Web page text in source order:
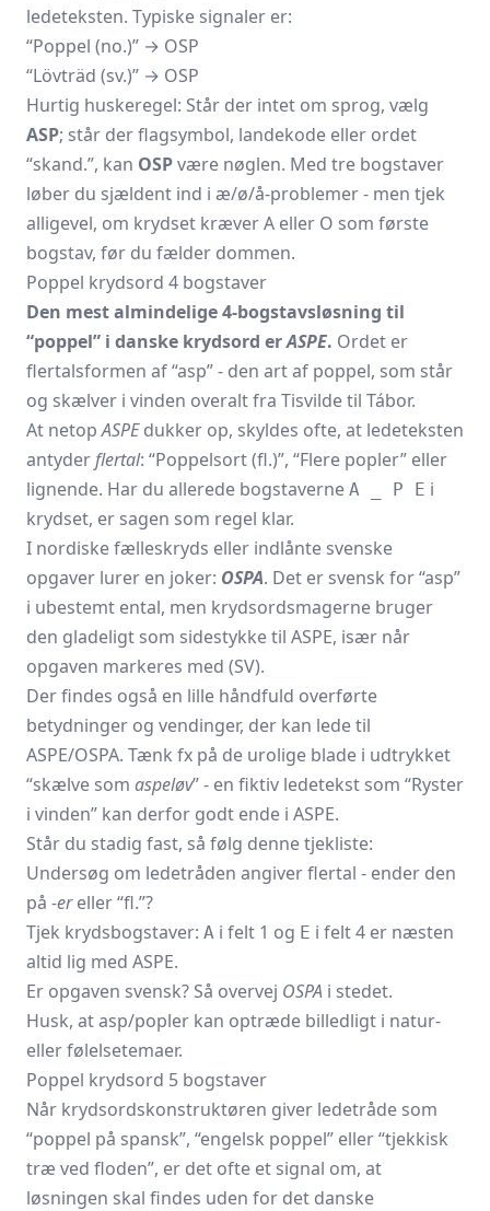
ledeteksten. Typiske signaler er:
“Poppel (no.)” → OSP
“Lövträd (sv.)” → OSP
Hurtig huskeregel: Står der intet om sprog, vælg
ASP; står der flagsymbol, landekode eller ordet
“skand.”, kan OSPvære nøglen. Med tre bogstaver
løber du sjældent ind i æ/ø/å-problemer - men tjek
alligevel, om krydset kræver A eller O som første
bogstav, før du fælder dommen.
Poppel krydsord 4 bogstaver
Den mest almindelige 4-bogstavsløsning til
“poppel” i danske krydsord erASPE. Ordet er
flertalsformen af “asp” - den art af poppel, som står
og skælver i vinden overalt fra Tisvilde til Tábor.
At netopASPEdukker op, skyldes ofte, at ledeteksten
antyderflertal: “Poppelsort (fl.)”, “Flere popler” eller
lignende. Har du allerede bogstaverne A _ P E i
krydset, er sagen som regel klar.
I nordiske fælleskryds eller indlånte svenske
opgaver lurer en joker: OSPA. Det er svensk for “asp”
i ubestemt ental, men krydsordsmagerne bruger
den gladeligt som sidestykke til ASPE, især når
opgaven markeres med (SV).
Der findes også en lille håndfuld overførte
betydninger og vendinger, der kan lede til
ASPE/OSPA. Tænk fx på de urolige blade i udtrykket
“skælve som aspeløv” - en fiktiv ledetekst som “Ryster
i vinden” kan derfor godt ende i ASPE.
Står du stadig fast, så følg denne tjekliste:
Undersøg om ledetråden angiver flertal - ender den
på -ereller “fl.”?
Tjek krydsbogstaver: A i felt 1 og E i felt 4 er næsten
altid lig med ASPE.
Er opgaven svensk? Så overvej OSPA i stedet.
Husk, at asp/popler kan optræde billedligt i natur-
eller følelsetemaer.
Poppel krydsord 5 bogstaver
Når krydsordskonstruktøren giver ledetråde som
“poppel på spansk”, “engelsk poppel” eller “tjekkisk
træ ved floden”, er det ofte et signal om, at
løsningen skal findes uden for det danske